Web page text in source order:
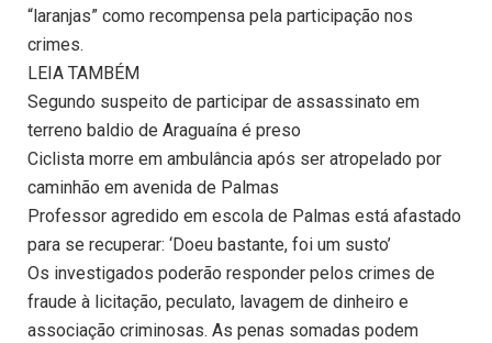
“laranjas” como recompensa pela participação nos
crimes.
LEIA TAMBÉM
Segundo suspeito de participar de assassinato em
terreno baldio de Araguaína é preso
Ciclista morre em ambulância após ser atropelado por
caminhão em avenida de Palmas
Professor agredido em escola de Palmas está afastado
para se recuperar: ‘Doeu bastante, foi um susto’
Os investigados poderão responder pelos crimes de
fraude à licitação, peculato, lavagem de dinheiro e
associação criminosas. As penas somadas podem